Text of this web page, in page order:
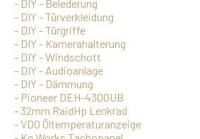
- DIY - Belederung
- DIY - Türverkleidung
- DIY - Türgriffe
- DIY - Kamerahalterung
- DIY - Windschott
- DIY - Audioanlage
- DIY - Dämmung
- Pioneer DEH-4300UB
-32mm RaidHp Lenkrad
-VDO Öltemperaturanzeige